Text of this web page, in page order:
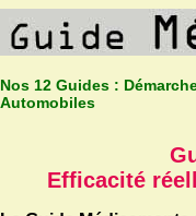
Nos 12 Guides :
Automobiles
Efficacité